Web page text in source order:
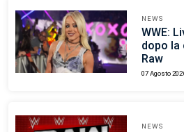
NEWS
WWE:
dopo la
Raw
07 Agosto
NEWS